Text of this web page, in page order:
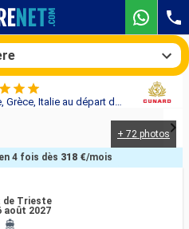
Croisière Queen Elizabeth : Croatie, Grèce, Italie au départ de Trieste
+ 72 photos
de Trieste
août 2027
4 fois dès 318 €/mois
Compagnies